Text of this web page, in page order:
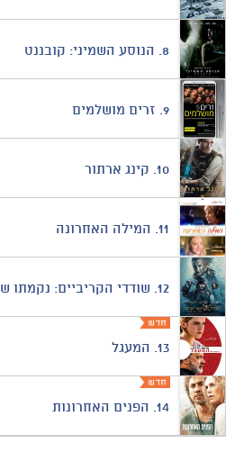
8. הנוסע השמיני: קובננט
9. זרים מושלמים
10. קינג ארתור
11. המילה האחרונה
12. שודדי הקריביים: נקמתו
13. המעגל
14. הפנים האחרונות